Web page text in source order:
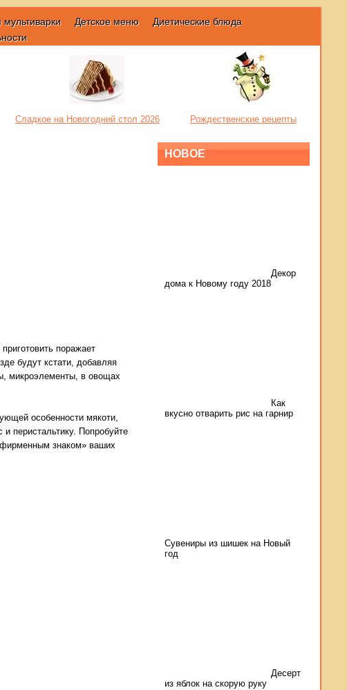
мультиварки Детское меню
Диетические блюда
Сладкое на Новогодний стол 2026 Рождественские рецепты
поражает
будут кстати, добавляя
микроэлементы, в овощах
особенности мякоти,
перистальтику. Попробуйте
знаком» ваших
НОВОЕ
Декор
дома к Новому году 2018
Как
вкусно отварить рис на гарнир
Сувениры из шишек на Новый
год
Десерт
из яблок на скорую руку